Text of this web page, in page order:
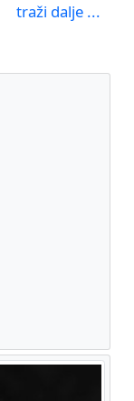
traži dalje ...